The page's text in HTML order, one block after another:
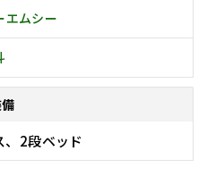
エムシー
、2段ベッド